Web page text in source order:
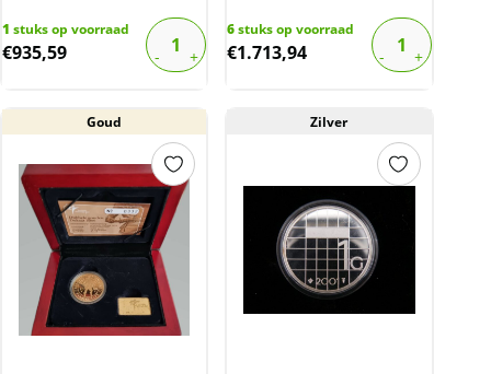
1 stuks op voorraad
€935,59
6stuks op voorraad
€1.713,94
Goud Zilver